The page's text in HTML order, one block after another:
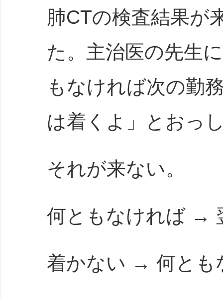
肺CTの検査結果が
た。主治医の先生
もなければ次の勤
は着くよ」とおっ
それが来ない。
何ともなければ →
着かない → 何とも